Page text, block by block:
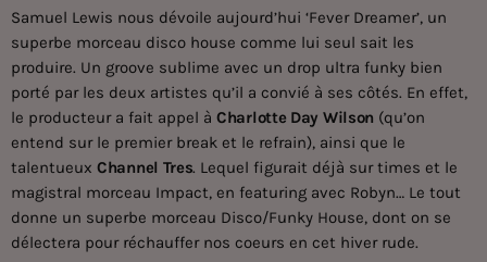
Samuel Lewis nous dévoile aujourd’hui ‘Fever Dreamer’, un
superbe morceau disco house comme lui seul sait les
produire. Un groove sublime avec un drop ultra funky bien
porté par les deux artistes qu’il a convié à ses côtés. En effet,
le producteur a fait appel à Charlotte Day Wilson (qu’on
entend sur le premier break et le refrain), ainsi que le
talentueux Channel Tres. Lequel figurait déjà sur times et le
magistral morceau Impact, en featuring avec Robyn… Le tout
donne un superbe morceau Disco/Funky House, dont on se
délectera pour réchauffer nos coeurs en cet hiver rude.